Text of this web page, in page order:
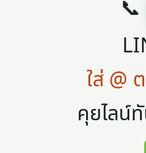
📞
ใส่ @
คุยไลน์